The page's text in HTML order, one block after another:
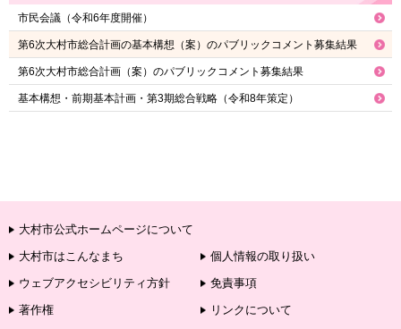
市民会議（令和6年度開催）
第6次大村市総合計画の基本構想（案）のパブリックコメント募集結果
第6次大村市総合計画（案）のパブリックコメント募集結果
基本構想・前期基本計画・第3期総合戦略（令和8年策定）
大村市公式ホームページについて
大村市はこんなまち
個人情報の取り扱い
ウェブアクセシビリティ方針
免責事項
著作権
リンクについて